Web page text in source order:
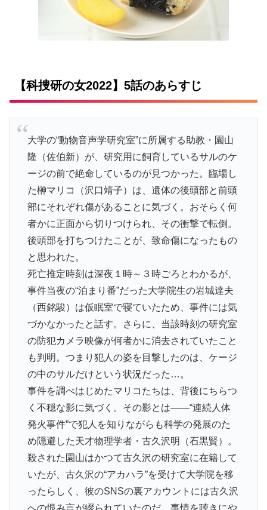
【科捜研の女2022】5話のあらすじ
大学の“動物音声学研究室”に所属する助教・園山
隆（佐伯新）が、研究用に飼育しているサルのケ
ージの前で絶命しているのが見つかった。臨場し
た榊マリコ（沢口靖子） は、遺体の後頭部と前頭
部にそれぞれ傷があることに気づく。おそらく何
者かに正面から切りつけられ、その衝撃で転倒。
後頭部を打ちつけたことが、致命傷になったもの
と思われた。
死亡推定時刻は深夜１時～３時ごろとわかるが、
事件当夜の“泊まり番”だった大学院生の岩城達夫
（西銘駿）は仮眠室で寝ていたため、事件には気
づかなかったと話す。さらに、当該時刻の研究室
の防犯カメラ映像が何者かに消去されていたこと
も判明。つまり犯人の姿を目撃したのは、ケージ
の中のサルだけという状況だった…。
事件を調べはじめたマリコたちは、背後にちらつ
く不穏な影に気づく。その影とは――“連続人体
発火事件”で犯人を知りながらも科学の発展のた
め隠避した天才物理学者・古久沢明（石黒賢）。
殺された園山はかつて古久沢の研究室に在籍して
いたが、古久沢の“アカハラ”を受けて大学院を移
ったらしく、彼のSNSの裏アカウントには古久沢
への恨み言が綴られていたのだ。事情を聴きにや